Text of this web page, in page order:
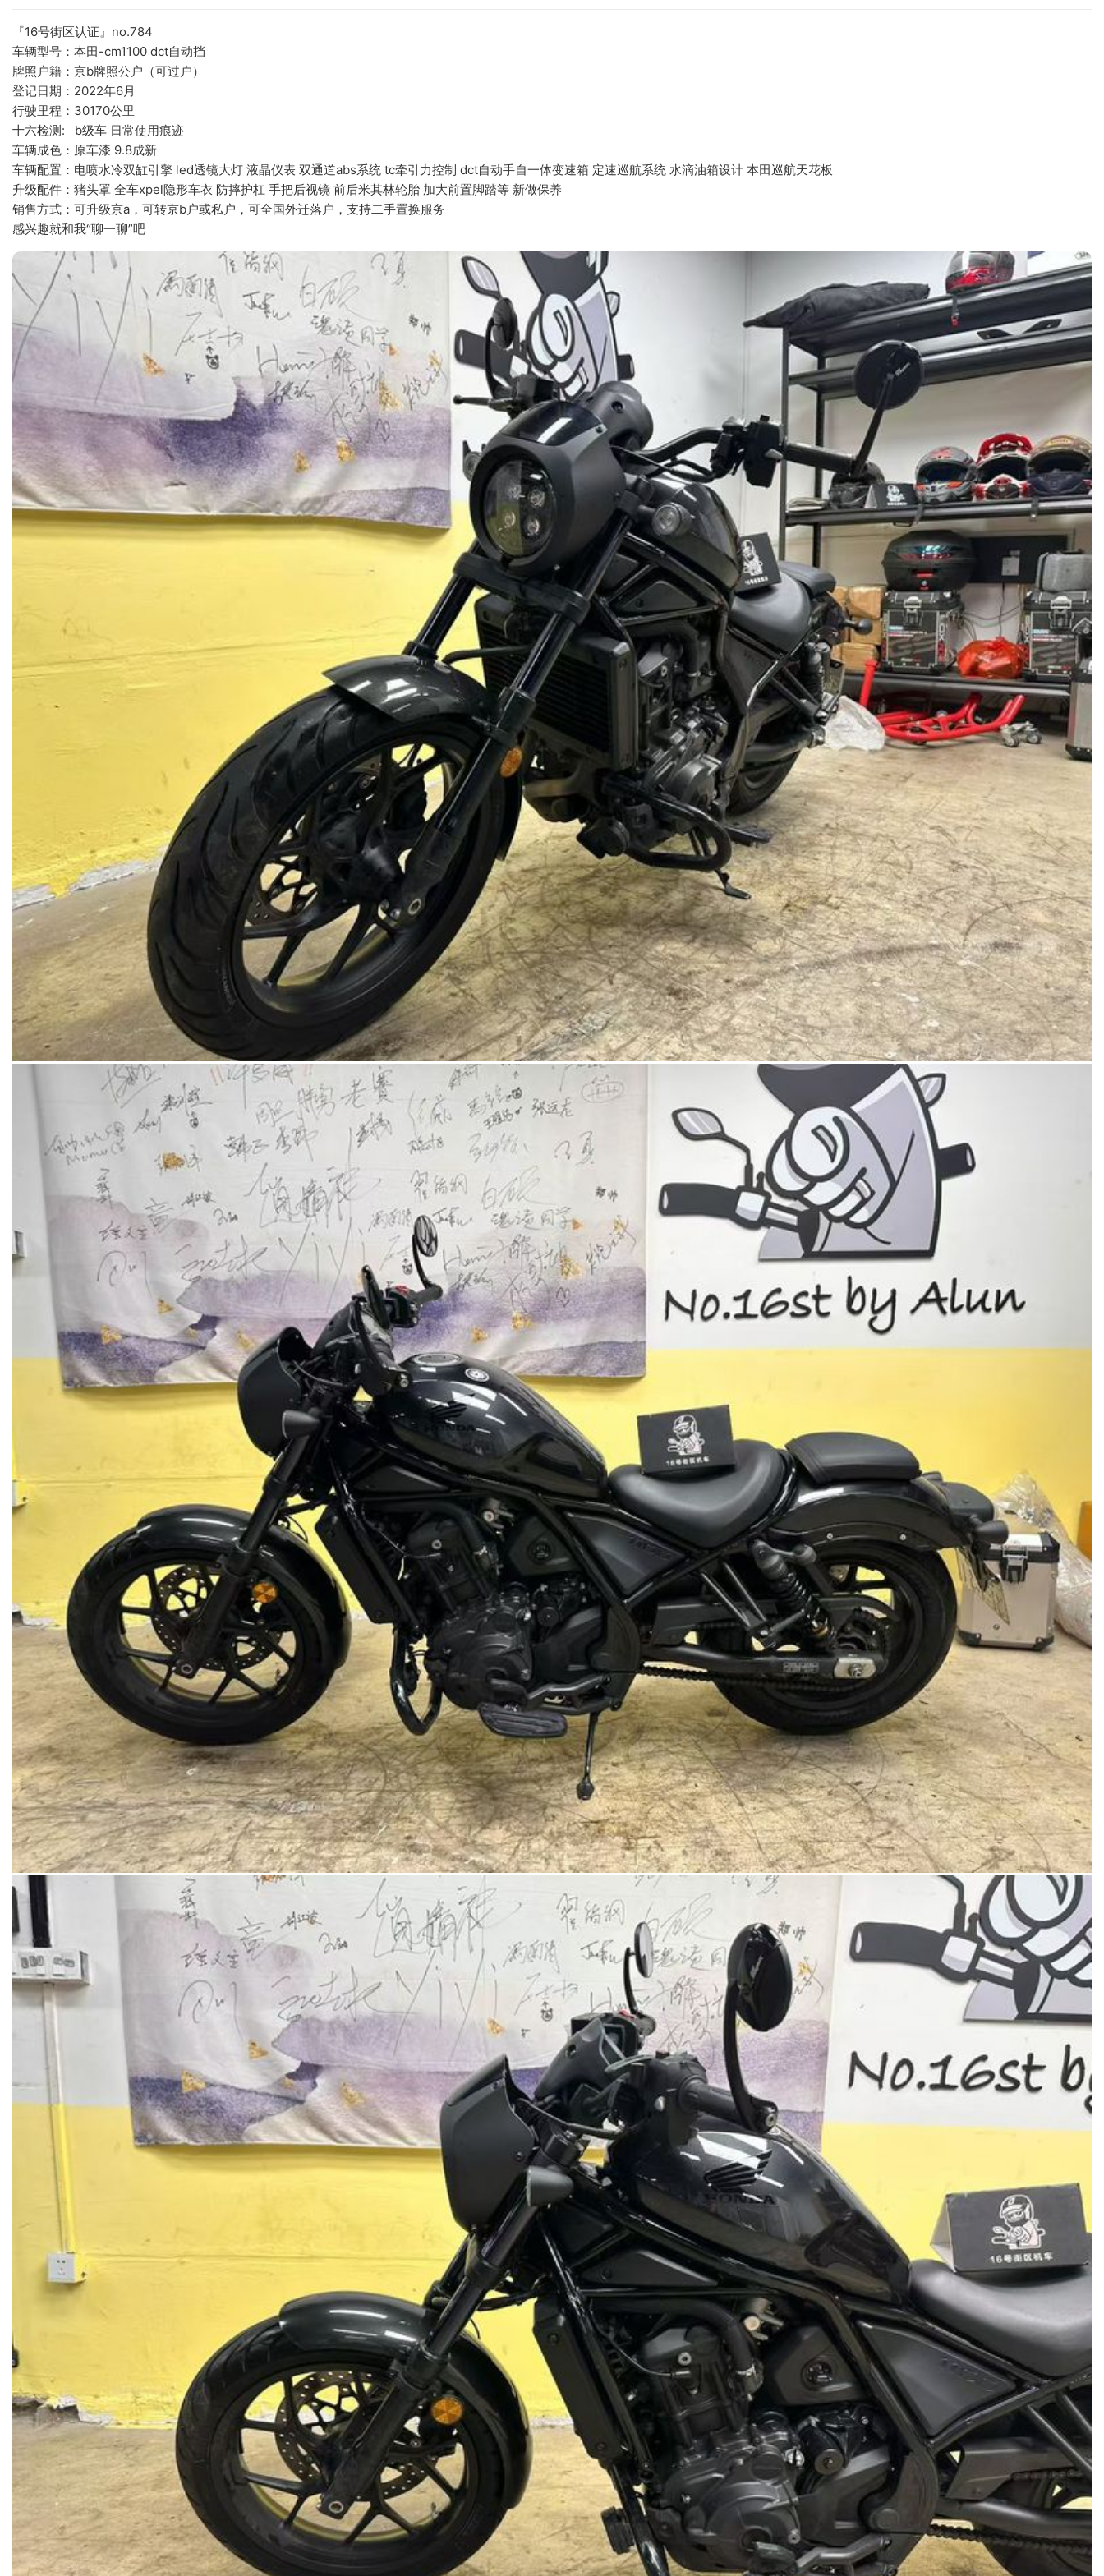
『16号街区认证』no.784
车辆型号：本田-cm1100 dct自动挡
牌照户籍：京b牌照公户（可过户）
登记日期：2022年6月
行驶里程：30170公里
十六检测:   b级车 日常使用痕迹
车辆成色：原车漆 9.8成新
车辆配置：电喷水冷双缸引擎 led透镜大灯 液晶仪表 双通道abs系统 tc牵引力控制 dct自动手自一体变速箱 定速巡航系统 水滴油箱设计 本田巡航天花板
升级配件：猪头罩 全车xpel隐形车衣 防摔护杠 手把后视镜 前后米其林轮胎 加大前置脚踏等 新做保养
销售方式：可升级京a，可转京b户或私户，可全国外迁落户，支持二手置换服务
感兴趣就和我“聊一聊”吧